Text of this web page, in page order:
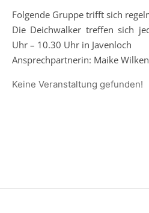
Folgende Gruppe trifft sich
Die Deichwalker treffen sich
Uhr – 10.30 Uhr in Javenloch
Ansprechpartnerin: Maike
Keine Veranstaltung gefunden!